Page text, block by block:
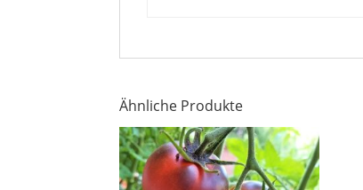
Ähnliche Produkte